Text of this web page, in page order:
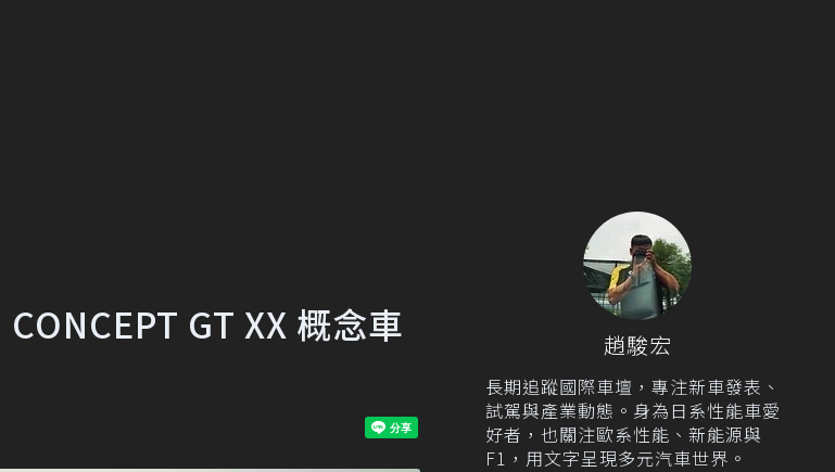
GT XX 概念車
趙駿宏
長期追蹤國際車壇，專注新車發表、
試駕與產業動態。身為日系性能車愛
好者，也關注歐系性能、新能源與
F1，用文字呈現多元汽車世界。